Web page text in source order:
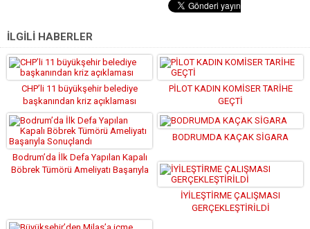
İLGİLİ HABERLER
CHP’li 11 büyükşehir belediye
başkanından kriz açıklaması
PİLOT KADIN KOMİSER TARİHE
GEÇTİ
Bodrum’da İlk Defa Yapılan Kapalı
Böbrek Tümörü Ameliyatı Başarıyla
BODRUMDA KAÇAK SİGARA
İYİLEŞTİRME ÇALIŞMASI
GERÇEKLEŞTİRİLDİ